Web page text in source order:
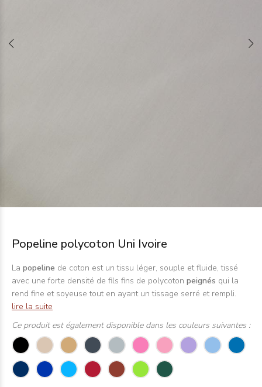
Popeline polycoton Uni Ivoire
La popeline de coton est un tissu léger, souple et fluide, tissé
avec une forte densité de fils fins de polycoton peignés qui la
rend fine et soyeuse tout en ayant un tissage serré et rempli.
lire la suite
Ce produit est également disponible dans les couleurs suivantes :